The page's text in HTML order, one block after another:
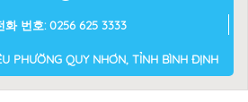
화 번호: 0256 625 3333
PHƯỜNG QUY NHƠN, TỈNH BÌNH ĐỊNH